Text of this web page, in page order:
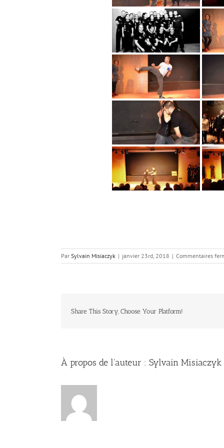
Par Sylvain Misiaczyk | janvier 23rd, 2018 | Commentaires
Share This Story, Choose Your Platform!
À propos de l'auteur : Sylvain Misiaczyk